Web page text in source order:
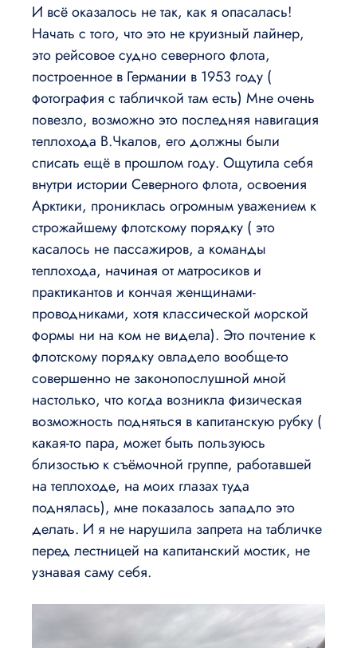
И всё оказалось не так, как я опасалась!
Начать с того, что это не круизный лайнер,
это рейсовое судно северного флота,
построенное в Германии в 1953 году (
фотография с табличкой там есть) Мне очень
повезло, возможно это последняя навигация
теплохода В.Чкалов, его должны были
списать ещё в прошлом году. Ощутила себя
внутри истории Северного флота, освоения
Арктики, прониклась огромным уважением к
строжайшему флотскому порядку ( это
касалось не пассажиров, а команды
теплохода, начиная от матросиков и
практикантов и кончая женщинами-
проводниками, хотя классической морской
формы ни на ком не видела). Это почтение к
флотскому порядку овладело вообще-то
совершенно не законопослушной мной
настолько, что когда возникла физическая
возможность подняться в капитанскую рубку (
какая-то пара, может быть пользуюсь
близостью к съёмочной группе, работавшей
на теплоходе, на моих глазах туда
поднялась), мне показалось западло это
делать. И я не нарушила запрета на табличке
перед лестницей на капитанский мостик, не
узнавая саму себя.